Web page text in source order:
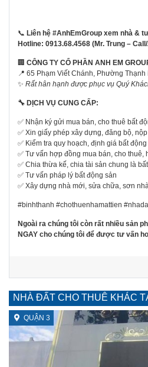
📞 Liên hệ #AnhEmGroup xem nhà &
Hotline: 0913.68.4568 (Mr. Trung –
🏢 CÔNG TY CỔ PHẦN ANH EM
📍 65 Phạm Viết Chánh, Phường Thạnh
✨ Rất hân hạnh được phục vụ Quý
🔧 DỊCH VỤ CUNG CẤP:
✅ Nhận ký gửi mua bán, cho thuê bất
✅ Xin giấy phép xây dựng, đăng bộ,
✅ Kiểm tra quy hoạch, định giá bất động
✅ Tư vấn hợp đồng mua bán, cho thuê,
✅ Chia thừa kế, chia tài sản chung là
✅ Tư vấn pháp lý bất động sản
✅ Xây dựng nhà mới, sửa chữa, sơn
#binhthanh #chothuenhamattien
Ngoài ra chúng tôi còn rất nhiều sản ph
NGAY cho chúng tôi để được tư vấn
NHÀ ĐẤT CHO THUÊ KHÁC
QUẬN 3